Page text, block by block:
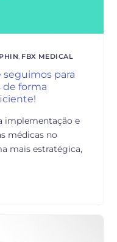
, FBX MEDICAL
seguimos para
forma
implementação e
médicas no
mais estratégica,